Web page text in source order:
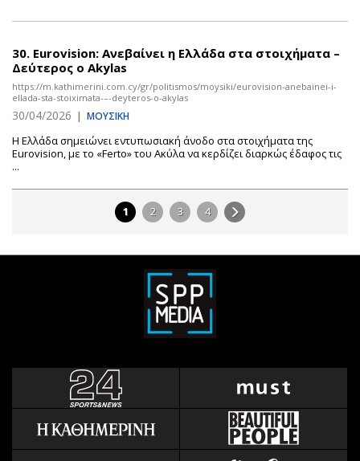
30. Eurovision: Ανεβαίνει η Ελλάδα στα στοιχήματα –
Δεύτερος ο Akylas
https://m.kathimerini.com.cy/gr/politismos/moysiki/eurovision-anebainei-i-
ellada-sta-stoiximata-–-deyteros-o-akylas
30/04/2026 | ΜΟΥΣΙΚΗ
Η Ελλάδα σημειώνει εντυπωσιακή άνοδο στα στοιχήματα της
Eurovision, με το «Ferto» του Ακύλα να κερδίζει διαρκώς έδαφος τις
...
1 2 3 4